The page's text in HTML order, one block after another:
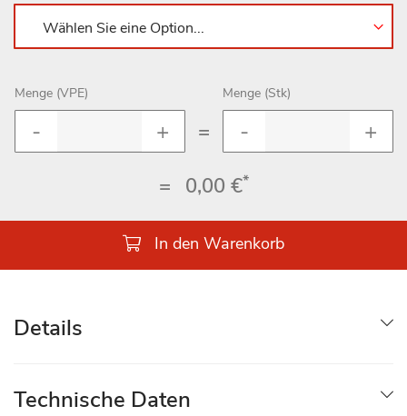
Menge (VPE)
=
Menge (Stk)
= 0,00 €*
In den Warenkorb
Details
Technische Daten